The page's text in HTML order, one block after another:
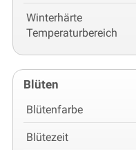
Winterhärte
Temperaturbereich
Blüten
Blütenfarbe
Blütezeit